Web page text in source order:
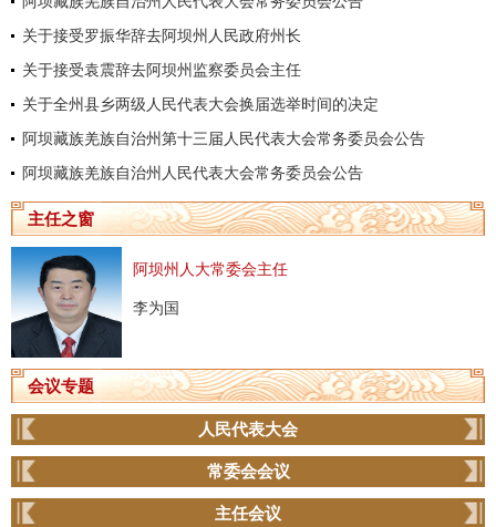
关于接受罗振华辞去阿坝州人民政府州长
关于接受袁震辞去阿坝州监察委员会主任
关于全州县乡两级人民代表大会换届选举时间的决定
阿坝藏族羌族自治州第十三届人民代表大会常务委员会公告
阿坝藏族羌族自治州人民代表大会常务委员会公告
主任之窗
阿坝州人大常委会主任
李为国
会议专题
人民代表大会
常委会会议
主任会议